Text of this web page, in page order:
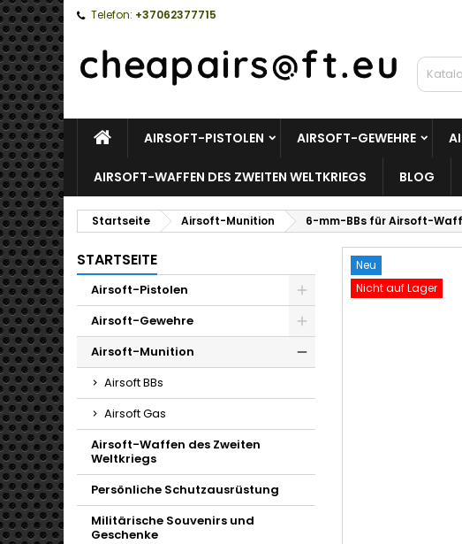
Telefon: +37062377715
STARTSEITE
AIRSOFT-PISTOLEN AIRSOFT-GEWEHRE
AIRSOFT-WAFFEN DES ZWEITEN WELTKRIEGS BLOG
Startseite Airsoft-Munition 6-mm-BBs für Airsoft-
STARTSEITE
Airsoft-Pistolen
Airsoft-Gewehre
Airsoft-Munition
Airsoft BBs
Airsoft Gas
Airsoft-Waffen des Zweiten
Weltkriegs
Persönliche Schutzausrüstung
Militärische Souvenirs und
Geschenke
Neu
Nicht auf Lager